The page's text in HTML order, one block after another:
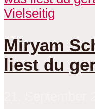
Vielseitig
Miryam
liest du